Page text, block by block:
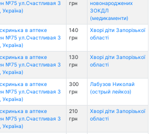
№75 ул.Счастливая 3
грн
новонароджених
ЗОКДЛ
(медикаменти)
в аптеке
№75 ул.Счастливая 3
140
грн
Хворі діти Запорізької
області
в аптеке
№75 ул.Счастливая 3
130
грн
Хворі діти Запорізької
області
в аптеке
№75 ул.Счастливая 3
300
грн
Лабузов Николай
(острый лейкоз)
в аптеке
№75 ул.Счастливая 3
210
грн
Хворі діти Запорізької
області